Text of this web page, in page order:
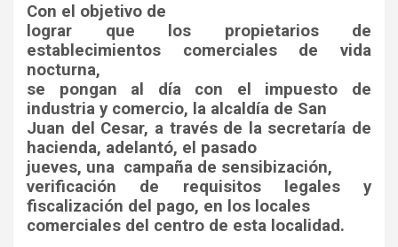
Con el objetivo de
lograr que los propietarios de
establecimientos comerciales de vida
nocturna,
se pongan al día con el impuesto de
industria y comercio, la alcaldía de San
Juan del Cesar, a través de la secretaría de
hacienda, adelantó, el pasado
jueves, una campaña de sensibización,
verificación de requisitos legales y
fiscalización del pago, en los locales
comerciales del centro de esta localidad.